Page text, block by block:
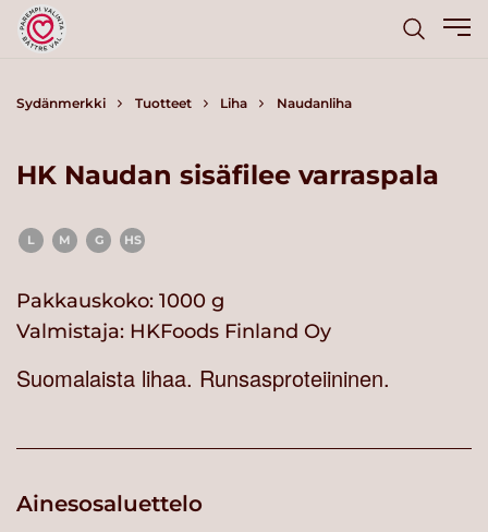
Sydänmerkki Tuotteet Liha Naudanliha
HK Naudan sisäfilee varraspala
L M G HS
Pakkauskoko: 1000 g
Valmistaja: HKFoods Finland Oy
Suomalaista lihaa. Runsasproteiininen.
Ainesosaluettelo